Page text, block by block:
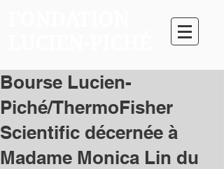
Bourse Lucien-
Piché/ThermoFisher
Scientific décernée à
Madame Monica Lin du